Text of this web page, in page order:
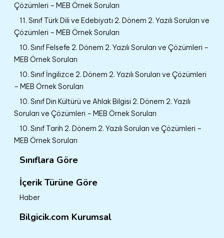
Çözümleri – MEB Örnek Soruları
11. Sınıf Türk Dili ve Edebiyatı 2. Dönem 2. Yazılı Soruları ve
Çözümleri – MEB Örnek Soruları
10. Sınıf Felsefe 2. Dönem 2. Yazılı Soruları ve Çözümleri –
MEB Örnek Soruları
10. Sınıf İngilizce 2. Dönem 2. Yazılı Soruları ve Çözümleri
– MEB Örnek Soruları
10. Sınıf Din Kültürü ve Ahlak Bilgisi 2. Dönem 2. Yazılı
Soruları ve Çözümleri – MEB Örnek Soruları
10. Sınıf Tarih 2. Dönem 2. Yazılı Soruları ve Çözümleri –
MEB Örnek Soruları
Sınıflara Göre
İçerik Türüne Göre
Haber
Bilgicik.com Kurumsal